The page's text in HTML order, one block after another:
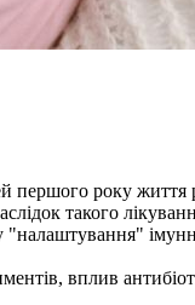
першого року
такого
"налаштування"
вплив